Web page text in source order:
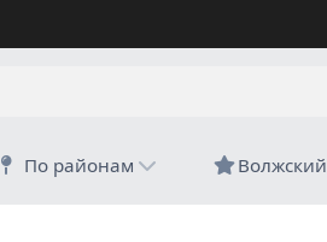
По районам Волжский